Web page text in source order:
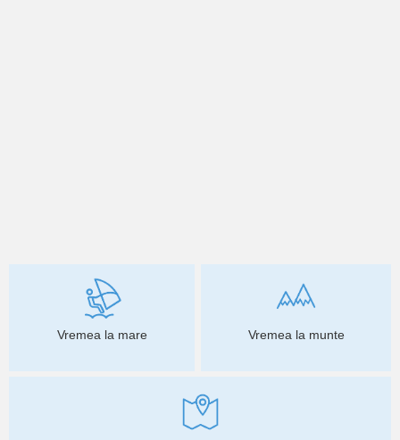
Vremea la mare Vremea la munte